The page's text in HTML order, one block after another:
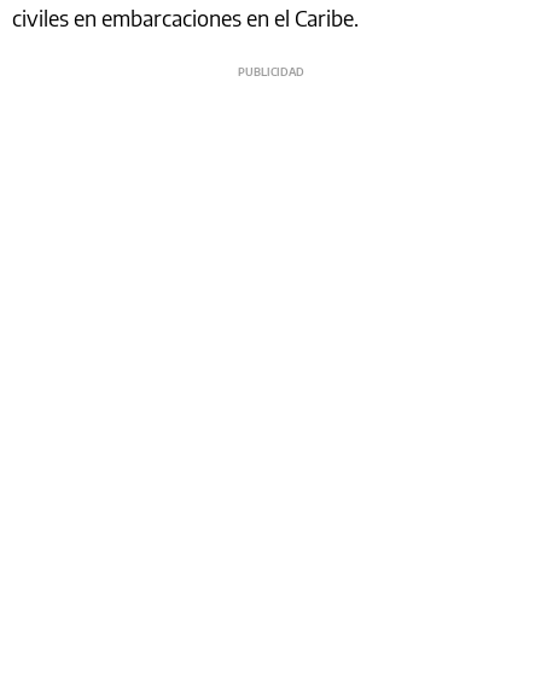
civiles en embarcaciones en el Caribe.